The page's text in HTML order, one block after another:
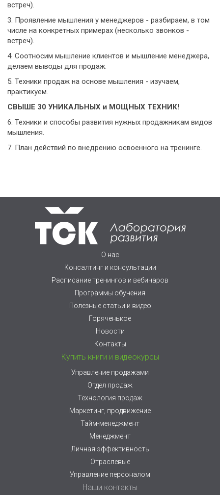
встреч).
3. Проявление мышления у менеджеров - разбираем, в том
числе на конкретных примерах (несколько звонков -
встреч).
4. Соотносим мышление клиентов и мышление менеджера,
делаем выводы для продаж.
5. Техники продаж на основе мышления - изучаем,
практикуем.
СВЫШЕ 30 УНИКАЛЬНЫХ и МОЩНЫХ ТЕХНИК!
6. Техники и способы развития нужных продажникам видов
мышления.
7. План действий по внедрению освоенного на тренинге.
О нас
Консалтинг и консультации
Расписание тренингов и вебинаров
Программы обучения
Полезные статьи и видео
Горяченькое
Новости
Контакты
Купить книги и видеокурсы
Управление продажами
Отдел продаж
Технология продаж
Маркетинг, продвижение
Тайм-менеджмент
Менеджмент
Личная эффективность
Отраслевые
Управление персоналом
Наши контакты